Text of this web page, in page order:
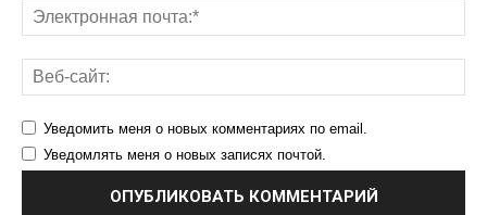
Уведомить меня о новых комментариях по email.
Уведомлять меня о новых записях почтой.